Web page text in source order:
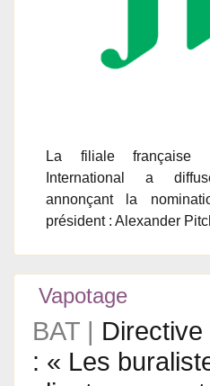
La filiale française
International a
annonçant la
président : Alexander
Vapotage
BAT |
: « Les